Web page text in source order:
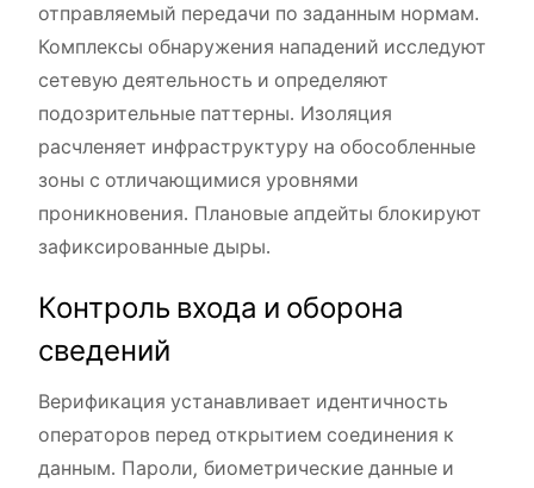
отправляемый передачи по заданным нормам.
Комплексы обнаружения нападений исследуют
сетевую деятельность и определяют
подозрительные паттерны. Изоляция
расчленяет инфраструктуру на обособленные
зоны с отличающимися уровнями
проникновения. Плановые апдейты блокируют
зафиксированные дыры.
Контроль входа и оборона
сведений
Верификация устанавливает идентичность
операторов перед открытием соединения к
данным. Пароли, биометрические данные и